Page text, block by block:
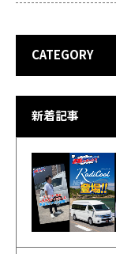
CATEGORY
新着記事